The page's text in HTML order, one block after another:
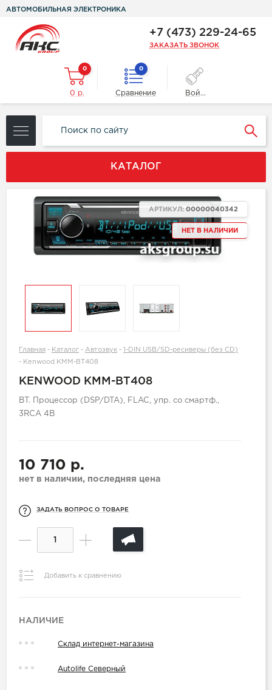
АВТОМОБИЛЬНАЯ ЭЛЕКТРОНИКА
+7 (473) 229-24-65
ЗАКАЗАТЬ ЗВОНОК
0
0 р.
0
Сравнение Войти
КАТАЛОГ
НЕТ В НАЛИЧИИ
АРТИКУЛ: 00000040342
Главная - Каталог - Автозвук -
1-DIN USB/SD-ресиверы (без CD)
- Kenwood KMM-BT408
KENWOOD KMM-BT408
BT. Процессор (DSP/DTA), FLAC, упр. со смартф.,
3RCA 4В
10 710 р.
нет в наличии, последняя цена
ЗАДАТЬ ВОПРОС О ТОВАРЕ
Добавить к сравнению
НАЛИЧИЕ
Склад интернет-магазина
Autolife Северный